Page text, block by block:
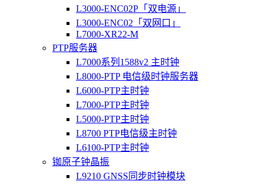
L3000-ENC02P「双电源」
L3000-ENC02「双网口」
L7000-XR22-M
PTP服务器
L7000系列1588v2 主时钟
L8000-PTP 电信级时钟服务器
L6000-PTP主时钟
L7000-PTP主时钟
L5000-PTP主时钟
L8700 PTP电信级主时钟
L6100-PTP主时钟
铷原子钟晶振
L9210 GNSS同步时钟模块